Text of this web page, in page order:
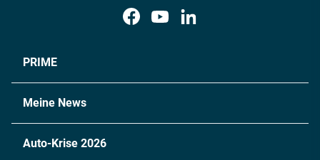
PRIME
Meine News
Auto-Krise 2026